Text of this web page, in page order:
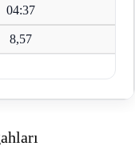
04:37
8,57